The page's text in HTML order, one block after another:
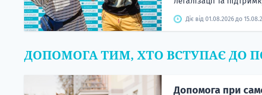
Діє від 01.08.2026 до
ДОПОМОГА ТИМ, ХТО ВСТУПАЄ ДО
Допомога при